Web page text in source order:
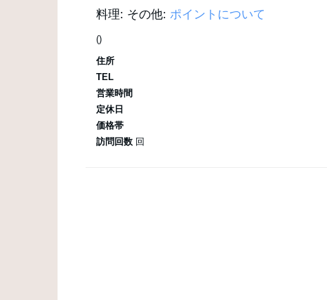
料理: その他: ポイントについて
()
住所
TEL
営業時間
定休日
価格帯
訪問回数 回